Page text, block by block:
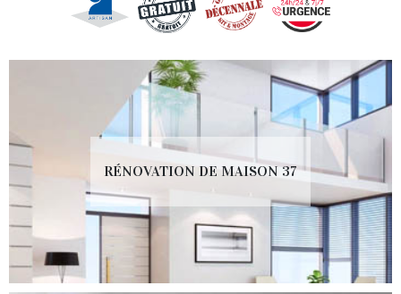
RÉNOVATION DE MAISON 37